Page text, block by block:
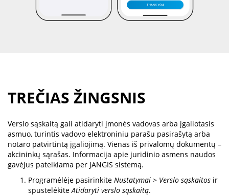
TREČIAS ŽINGSNIS
Verslo sąskaitą gali atidaryti įmonės vadovas arba įgaliotasis
asmuo, turintis vadovo elektroniniu parašu pasirašytą arba
notaro patvirtintą įgaliojimą. Vienas iš privalomų dokumentų –
akcininkų sąrašas. Informacija apie juridinio asmens naudos
gavėjus pateikiama per JANGIS sistemą.
Programėlėje pasirinkite Nustatymai > Verslo sąskaitos ir
spustelėkiteAtidaryti verslo sąskaitą.